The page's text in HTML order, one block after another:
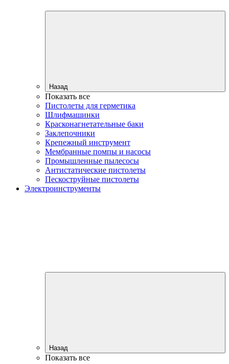
Назад
Показать все
Пистолеты для герметика
Шлифмашинки
Красконагнетательные баки
Заклепочники
Крепежный инструмент
Мембранные помпы и насосы
Промышленные пылесосы
Антистатические пистолеты
Пескоструйные пистолеты
Электроинструменты
Назад
Показать все